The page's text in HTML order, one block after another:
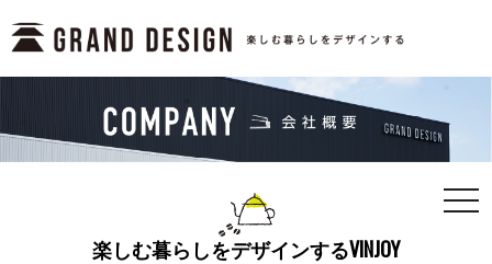
楽しむ暮らしをデザインするVINJOY